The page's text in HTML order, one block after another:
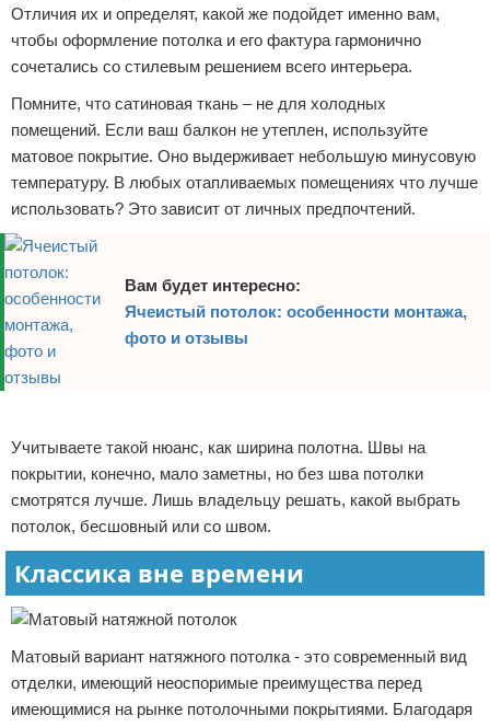
Отличия их и определят, какой же подойдет именно вам,
чтобы оформление потолка и его фактура гармонично
сочетались со стилевым решением всего интерьера.
Помните, что сатиновая ткань – не для холодных
помещений. Если ваш балкон не утеплен, используйте
матовое покрытие. Оно выдерживает небольшую минусовую
температуру. В любых отапливаемых помещениях что лучше
использовать? Это зависит от личных предпочтений.
Вам будет интересно:
Ячеистый потолок: особенности монтажа,
фото и отзывы
Учитываете такой нюанс, как ширина полотна. Швы на
покрытии, конечно, мало заметны, но без шва потолки
смотрятся лучше. Лишь владельцу решать, какой выбрать
потолок, бесшовный или со швом.
Классика вне времени
Матовый вариант натяжного потолка - это современный вид
отделки, имеющий неоспоримые преимущества перед
имеющимися на рынке потолочными покрытиями. Благодаря